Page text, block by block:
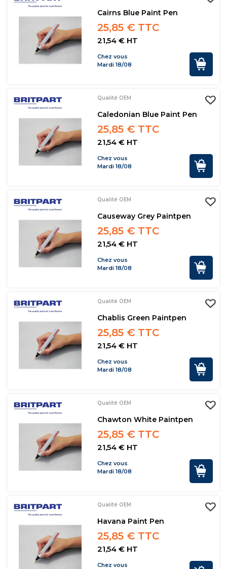
Cairns Blue Paint Pen
25,85 € TTC
21,54 € HT
Chez vous
Mardi 18/08
Qualité OEM
Caledonian Blue Paint Pen
25,85 € TTC
21,54 € HT
Chez vous
Mardi 18/08
Qualité OEM
Causeway Grey Paintpen
25,85 € TTC
21,54 € HT
Chez vous
Mardi 18/08
Qualité OEM
Chablis Green Paintpen
25,85 € TTC
21,54 € HT
Chez vous
Mardi 18/08
Qualité OEM
Chawton White Paintpen
25,85 € TTC
21,54 € HT
Chez vous
Mardi 18/08
Qualité OEM
Havana Paint Pen
25,85 € TTC
21,54 € HT
Chez vous